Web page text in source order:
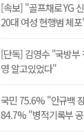
[속보] "골프채로 YG
20대 여성 현행범 체
[단독] 김영수 "국방부
영 알고있었다"
국민 75.6% "안규백
84.7% "병적기록부